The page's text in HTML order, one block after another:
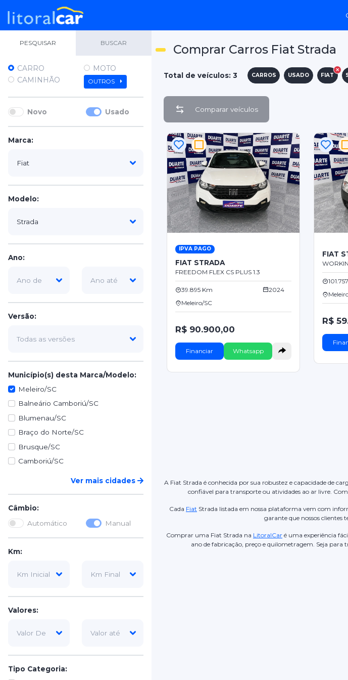
PESQUISAR BUSCAR
CARRO
MOTO
CAMINHÃO
OUTROS
Novo Usado
Marca:
Modelo:
Ano:
Versão:
Município(s) desta Marca/Modelo:
Meleiro/SC
Balneário Camboriú/SC
Blumenau/SC
Braço do Norte/SC
Brusque/SC
Camboriú/SC
Ver mais cidades
Câmbio:
Automático
Manual
Km:
Valores:
Tipo Categoria:
Comprar Carros Fiat Strada
Total de veículos: 3 CARROS USADO FIAT
Comparar veículos
IPVA PAGO
FIAT STRADA
FREEDOM FLEX CS PLUS 1.3
39.895 Km
2024
Meleiro/SC
R$ 90.900,00
Financiar Whatsapp
FIAT
R$
A Fiat Strada é conhecida por sua robustez e capacidade de
confiável para transporte ou atividades ao ar livre. Com
Cada Fiat Strada listada em nossa plataforma vem com
garante que nossos clientes
Comprar uma Fiat Strada na LitoralCar é uma experiência
ano de fabricação, preço e quilometragem. Seja